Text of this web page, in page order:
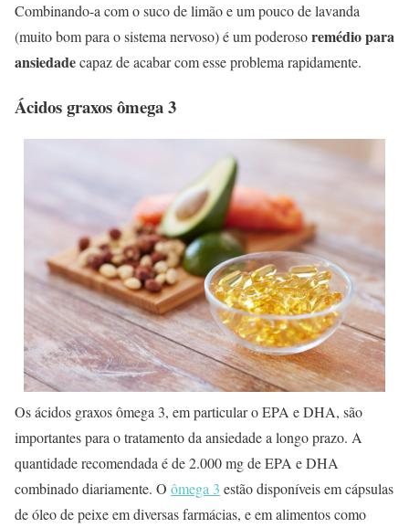
Combinando-a com o suco de limão e um pouco de lavanda
(muito bom para o sistema nervoso) é um poderosoremédio para
ansiedadecapaz de acabar com esse problema rapidamente.
Ácidos graxos ômega 3
Os ácidos graxos ômega 3, em particular o EPA e DHA, são
importantes para o tratamento da ansiedade a longo prazo. A
quantidade recomendada é de 2.000 mg de EPA e DHA
combinado diariamente. O ômega 3 estão disponíveis em cápsulas
de óleo de peixe em diversas farmácias, e em alimentos como